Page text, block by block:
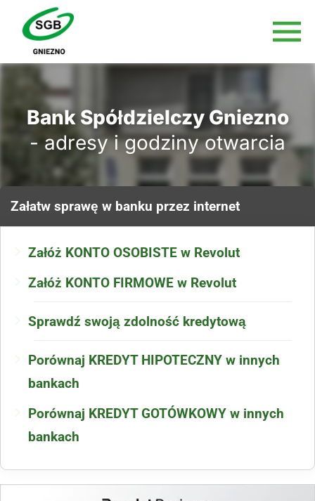
Bank Spółdzielczy Gniezno
- adresy i godziny otwarcia
Załatw sprawę w banku przez internet
Załóż KONTO OSOBISTE w Revolut
Załóż KONTO FIRMOWE w Revolut
Sprawdź swoją zdolność kredytową
Porównaj KREDYT HIPOTECZNY w innych
bankach
Porównaj KREDYT GOTÓWKOWY w innych
bankach